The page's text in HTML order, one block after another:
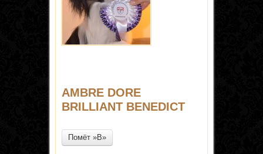
AMBRE DORE
BRILLIANT BENEDICT
Помёт »B»